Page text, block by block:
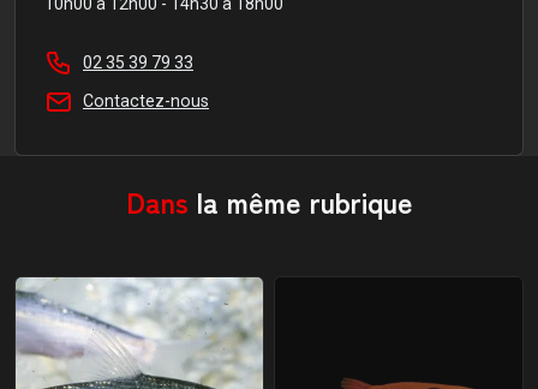
02 35 39 79 33
Contactez-nous
Dans la même rubrique